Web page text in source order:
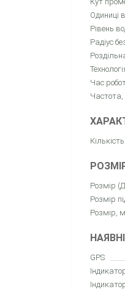
Одиниці
Рівень
Радіус
Час
Частота,
Розмір
Розмір
Розмір,
GPS